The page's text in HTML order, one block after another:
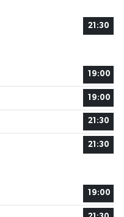
21:30
19:00
19:00
21:30
21:30
19:00